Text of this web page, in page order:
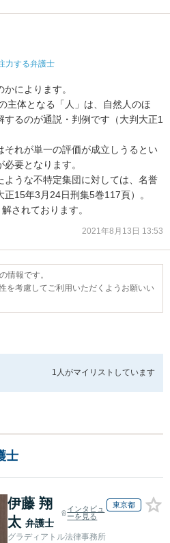
力する弁護士
によります。
主体となる「人」は、自然人のほ
るのが通説・判例です（大判大正1
それが単一の評価が成立しうるとい
要となります。
ような不特定集団に対しては、名誉
15年3月24日刑集5巻117頁）。
されております。
2021年8月13日 13:53
情報です。
を考慮してご利用いただくようお願いい
1人がマイリストしています
士
伊藤 翔
太 弁護士
インタビュ
ーを見る
東京都
グラディアトル法律事務所